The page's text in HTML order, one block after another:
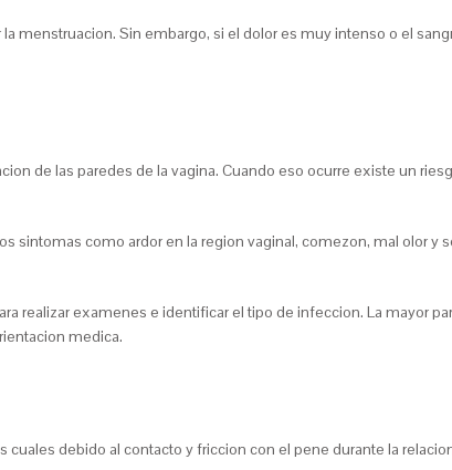
menstruacion. Sin embargo, si el dolor es muy intenso o el
de las paredes de la vagina. Cuando eso ocurre existe un
sintomas como ardor en la region vaginal, comezon, mal olor y
realizar examenes e identificar el tipo de infeccion. La mayor
medica.
debido al contacto y friccion con el pene durante la